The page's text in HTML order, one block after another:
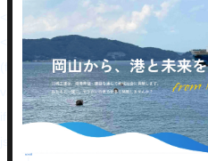
<style type='text/
<!-- BEGIN: WP Social
(function (d, s, id) {
var js, fjs =
if (d.getElementById(id)) return;
js = d.createElement(s);